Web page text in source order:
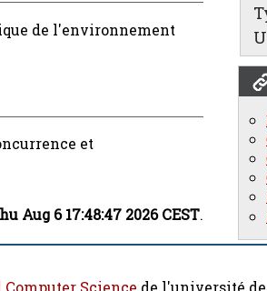
de l'environnement
et
Aug 6 17:48:47 2026 CEST.